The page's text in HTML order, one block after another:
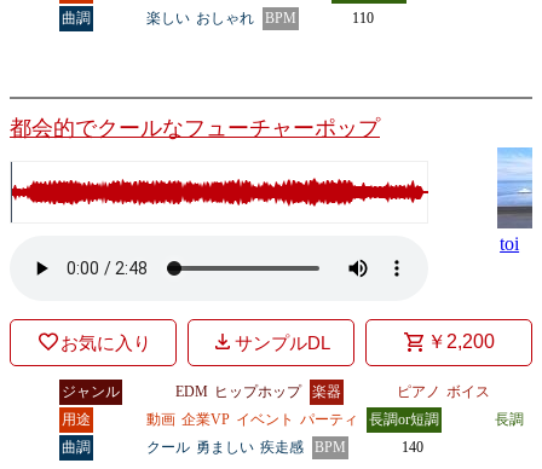
曲調
楽しい おしゃれ BPM 110
都会的でクールなフューチャーポップ
toi
お気に入り サンプルDL ￥2,200
ジャンル EDM ヒップホップ 楽器 ピアノ ボイス
用途
動画 企業VP イベント パーティ 長調or短調
長調
曲調
クール 勇ましい 疾走感 BPM 140